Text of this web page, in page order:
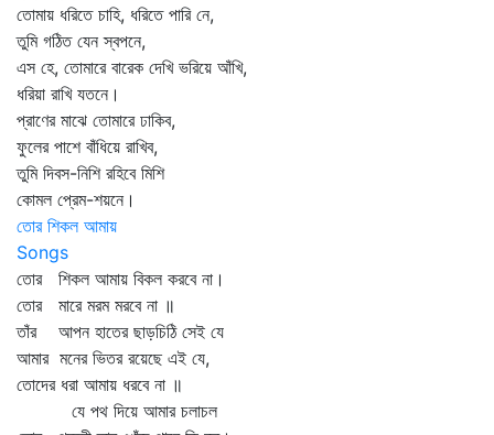
তোমায় ধরিতে চাহি, ধরিতে পারি নে,
তুমি গঠিত যেন স্বপনে,
এস হে, তোমারে বারেক দেখি ভরিয়ে আঁখি,
ধরিয়া রাখি যতনে।
প্রাণের মাঝে তোমারে ঢাকিব,
ফুলের পাশে বাঁধিয়ে রাখিব,
তুমি দিবস-নিশি রহিবে মিশি
কোমল প্রেম-শয়নে।
তোর শিকল আমায়
Songs
তোর শিকল আমায় বিকল করবে না।
তোর মারে মরম মরবে না ॥
তাঁর আপন হাতের ছাড়চিঠি সেই যে
আমার মনের ভিতর রয়েছে এই যে,
তোদের ধরা আমায় ধরবে না ॥
যে পথ দিয়ে আমার চলাচল